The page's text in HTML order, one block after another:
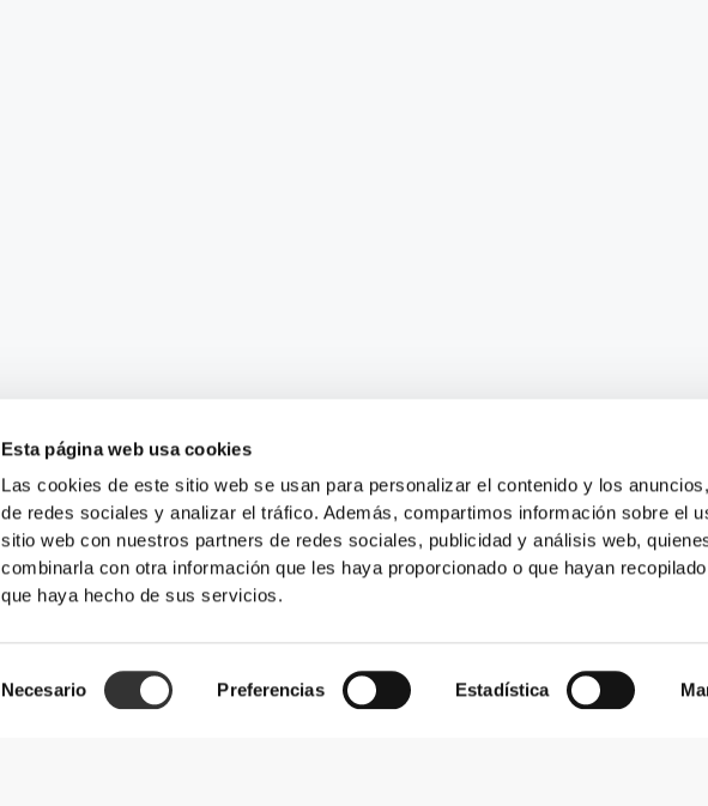
Esta página web usa cookies
Las cookies de este sitio web se usan para personalizar el contenido y los
de redes sociales y analizar el tráfico. Además, compartimos información sobre el
sitio web con nuestros partners de redes sociales, publicidad y análisis web,
combinarla con otra información que les haya proporcionado o que hayan
que haya hecho de sus servicios.
de
Necesario Preferencias Estadística